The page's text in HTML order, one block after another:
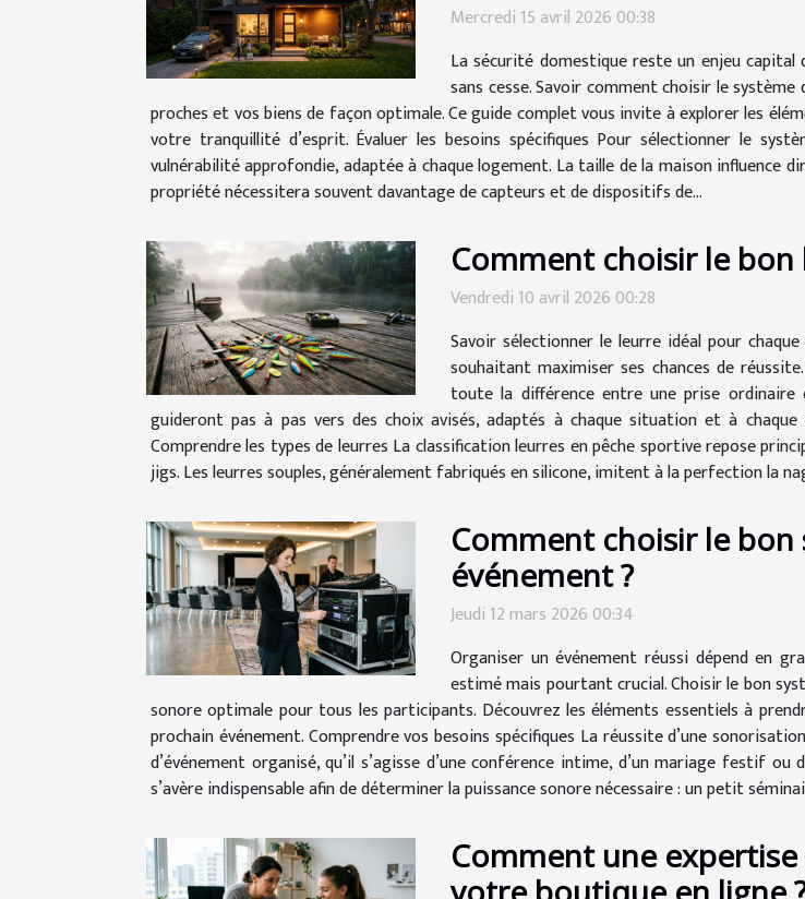
Mercredi 15 avril 2026 00:38
La sécurité domestique reste un enjeu
sans cesse. Savoir comment choisir le
proches et vos biens de façon optimale. Ce guide complet vous invite à explorer les
votre tranquillité d’esprit. Évaluer les besoins spécifiques Pour sélectionner le
vulnérabilité approfondie, adaptée à chaque logement. La taille de la maison influence
propriété nécessitera souvent davantage de capteurs et de dispositifs de...
Comment choisir le
Vendredi 10 avril 2026 00:28
Savoir sélectionner le leurre idéal pour
souhaitant maximiser ses chances de
toute la différence entre une prise ordinaire
guideront pas à pas vers des choix avisés, adaptés à chaque situation et à
Comprendre les types de leurres La classification leurres en pêche sportive repose
jigs. Les leurres souples, généralement fabriqués en silicone, imitent à la perfection la
Comment choisir le
événement ?
Jeudi 12 mars 2026 00:34
Organiser un événement réussi dépend en
estimé mais pourtant crucial. Choisir le bon
sonore optimale pour tous les participants. Découvrez les éléments essentiels à
prochain événement. Comprendre vos besoins spécifiques La réussite d’une
d’événement organisé, qu’il s’agisse d’une conférence intime, d’un mariage festif
s’avère indispensable afin de déterminer la puissance sonore nécessaire : un petit
Comment une